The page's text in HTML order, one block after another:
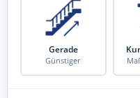
Gerade
Günstiger